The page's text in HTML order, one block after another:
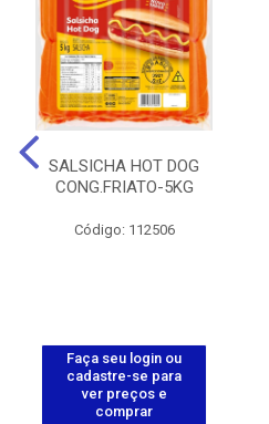
SALSICHA HOT DOG
CONG.FRIATO-5KG
Código: 112506
Faça seu login ou
cadastre-se para
ver preços e
comprar